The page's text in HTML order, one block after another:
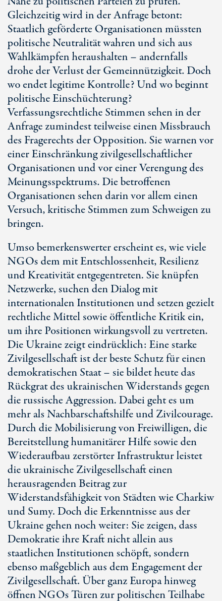
Gleichzeitig wird in der Anfrage betont:
Staatlich geförderte Organisationen müssten
politische Neutralität wahren und sich aus
Wahlkämpfen heraushalten – andernfalls
drohe der Verlust der Gemeinnützigkeit. Doch
wo endet legitime Kontrolle? Und wo beginnt
politische Einschüchterung?
Verfassungsrechtliche Stimmen sehen in der
Anfrage zumindest teilweise einen Missbrauch
des Fragerechts der Opposition. Sie warnen vor
einer Einschränkung zivilgesellschaftlicher
Organisationen und vor einer Verengung des
Meinungsspektrums. Die betroffenen
Organisationen sehen darin vor allem einen
Versuch, kritische Stimmen zum Schweigen zu
bringen.
Umso bemerkenswerter erscheint es, wie viele
NGOs dem mit Entschlossenheit, Resilienz
und Kreativität entgegentreten. Sie knüpfen
Netzwerke, suchen den Dialog mit
internationalen Institutionen und setzen gezielt
rechtliche Mittel sowie öffentliche Kritik ein,
um ihre Positionen wirkungsvoll zu vertreten.
Die Ukraine zeigt eindrücklich: Eine starke
Zivilgesellschaft ist der beste Schutz für einen
demokratischen Staat – sie bildet heute das
Rückgrat des ukrainischen Widerstands gegen
die russische Aggression. Dabei geht es um
mehr als Nachbarschaftshilfe und Zivilcourage.
Durch die Mobilisierung von Freiwilligen, die
Bereitstellung humanitärer Hilfe sowie den
Wiederaufbau zerstörter Infrastruktur leistet
die ukrainische Zivilgesellschaft einen
herausragenden Beitrag zur
Widerstandsfähigkeit von Städten wie Charkiw
und Sumy. Doch die Erkenntnisse aus der
Ukraine gehen noch weiter: Sie zeigen, dass
Demokratie ihre Kraft nicht allein aus
staatlichen Institutionen schöpft, sondern
ebenso maßgeblich aus dem Engagement der
Zivilgesellschaft. Über ganz Europa hinweg
öffnen NGOs Türen zur politischen Teilhabe